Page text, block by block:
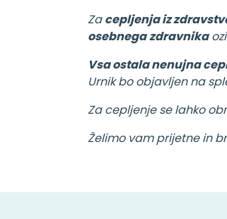
Zacepljenja iz
osebnegazdravnika
Vsa ostala nenujna
Urnik bo objavljen na
Za cepljenje se lahko
Želimo vam prijetne in